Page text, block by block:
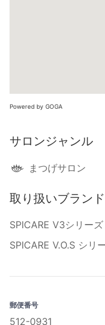
Powered by GOGA
サロンジャンル
まつげサロン
取り扱いブランド
SPICARE V3シリーズ
SPICARE V.O.S シリ
郵便番号
512-0931